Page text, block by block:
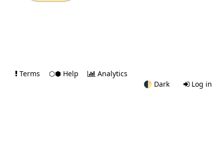
Terms ⬡⬢ Help
Analytics
🌓 Dark Log in